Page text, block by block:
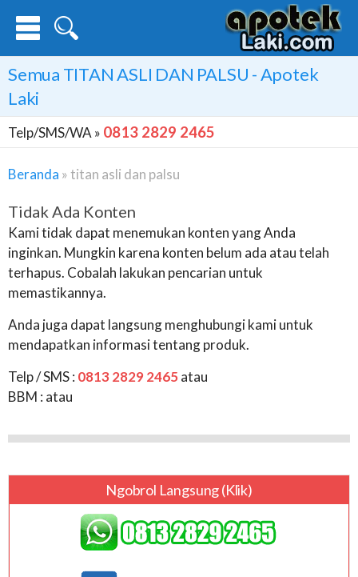
Semua TITAN ASLI DAN PALSU - Apotek
Laki
Telp/SMS/WA » 0813 2829 2465
Beranda »titan asli dan palsu
Tidak Ada Konten
Kami tidak dapat menemukan konten yang Anda
inginkan. Mungkin karena konten belum ada atau telah
terhapus. Cobalah lakukan pencarian untuk
memastikannya.
Anda juga dapat langsung menghubungi kami untuk
mendapatkan informasi tentang produk.
Telp / SMS : 0813 2829 2465atau
BBM : atau
Ngobrol Langsung (klik)